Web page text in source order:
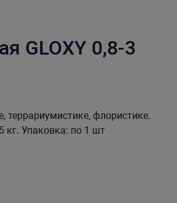
GLOXY 0,8-3
террариумистике, флористике.
кг. Упаковка: по 1 шт